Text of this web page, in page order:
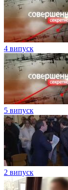
4 випуск
5 випуск
2 випуск